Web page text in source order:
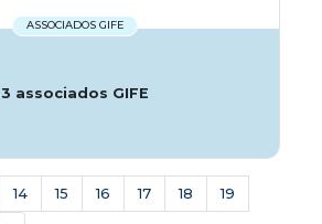
ASSOCIADOS GIFE
3 associados GIFE
14 15 16 17 18 19